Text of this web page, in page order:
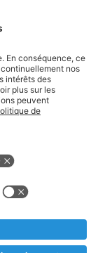
serions
et TVA incl.
a été adoptée